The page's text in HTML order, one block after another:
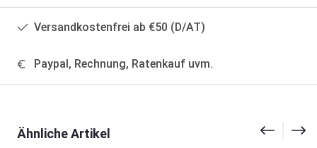
Versandkostenfrei ab €50 (D/AT)
Paypal, Rechnung, Ratenkauf uvm.
Ähnliche Artikel